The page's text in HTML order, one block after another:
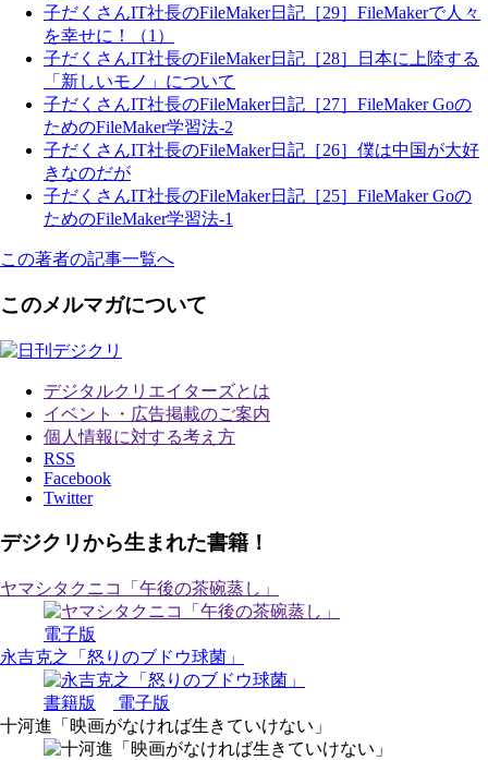
子だくさんIT社長のFileMaker日記［29］FileMakerで人々
を幸せに！（1）
子だくさんIT社長のFileMaker日記［28］日本に上陸する
「新しいモノ」について
子だくさんIT社長のFileMaker日記［27］FileMaker Goの
ためのFileMaker学習法-2
子だくさんIT社長のFileMaker日記［26］僕は中国が大好
きなのだが
子だくさんIT社長のFileMaker日記［25］FileMaker Goの
ためのFileMaker学習法-1
この著者の記事一覧へ
このメルマガについて
デジタルクリエイターズとは
イベント・広告掲載のご案内
個人情報に対する考え方
RSS
Facebook
Twitter
デジクリから生まれた書籍！
ヤマシタクニコ「午後の茶碗蒸し」
電子版
永吉克之「怒りのブドウ球菌」
書籍版
電子版
十河進「映画がなければ生きていけない」